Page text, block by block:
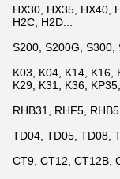
HX30, HX35, HX40,
H2C, H2D...
S200, S200G, S300,
K03, K04, K14, K16,
K29, K31, K36,
RHB31, RHF5,
TD04, TD05, TD08,
CT9, CT12, CT12B,